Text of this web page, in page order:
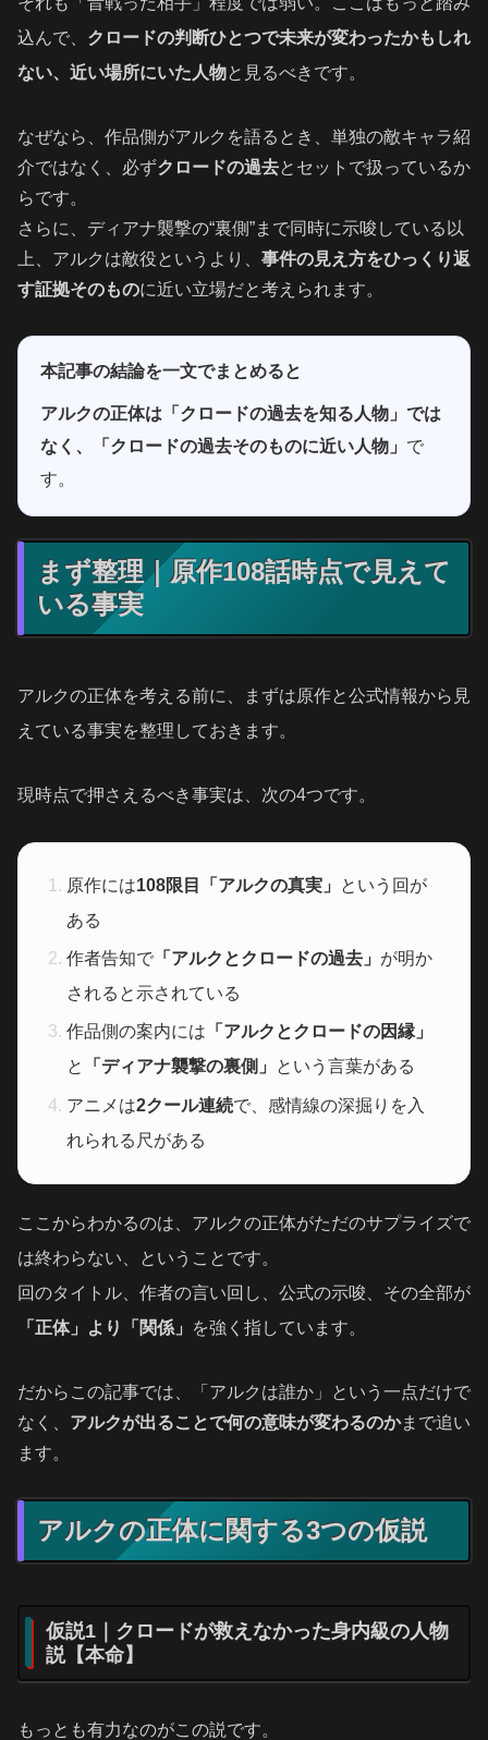
込んで、 クロードの判断ひとつで未来が変わったかもしれ
ない、近い場所にいた人物と見るべきです。
なぜなら、作品側がアルクを語るとき、単独の敵キャラ紹
介ではなく、必ずクロードの過去とセットで扱っているか
らです。
さらに、ディアナ襲撃の“裏側”まで同時に示唆している以
上、アルクは敵役というより、 事件の見え方をひっくり返
す証拠そのものに近い立場だと考えられます。
本記事の結論を一文でまとめると
アルクの正体は「クロードの過去を知る人物」では
なく、「クロードの過去そのものに近い人物」 で
す。
まず整理｜原作108話時点で見えて
いる事実
アルクの正体を考える前に、まずは原作と公式情報から見
えている事実を整理しておきます。
現時点で押さえるべき事実は、次の4つです。
原作には108限目「アルクの真実」 という回が
ある
作者告知で 「アルクとクロードの過去」 が明か
されると示されている
作品側の案内には 「アルクとクロードの因縁」
と
「ディアナ襲撃の裏側」 という言葉がある
アニメは2クール連続で、感情線の深掘りを入
れられる尺がある
ここからわかるのは、アルクの正体がただのサプライズで
は終わらない、ということです。
回のタイトル、作者の言い回し、公式の示唆、その全部が
「正体」より「関係」
を強く指しています。
だからこの記事では、「アルクは誰か」という一点だけで
なく、 アルクが出ることで何の意味が変わるのかまで追い
ます。
アルクの正体に関する3つの仮説
仮説1｜クロードが救えなかった身内級の人物
説【本命】
もっとも有力なのがこの説です。